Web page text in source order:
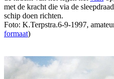
met de kracht die via de
schip doen richten.
Foto: K.Terpstra.6-9-1997,
formaat)